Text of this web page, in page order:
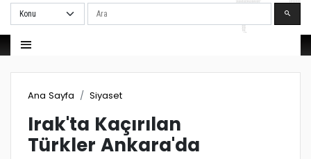
Ara
Ana Sayfa Siyaset
Irak'ta Kaçırılan
Türkler Ankara'da